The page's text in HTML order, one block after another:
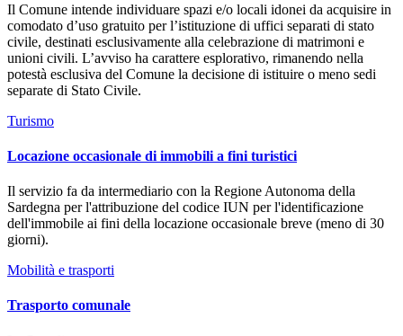
Il Comune intende individuare spazi e/o locali idonei da acquisire in
comodato d’uso gratuito per l’istituzione di uffici separati di stato
civile, destinati esclusivamente alla celebrazione di matrimoni e
unioni civili. L’avviso ha carattere esplorativo, rimanendo nella
potestà esclusiva del Comune la decisione di istituire o meno sedi
separate di Stato Civile.
Turismo
Locazione occasionale di immobili a fini turistici
Il servizio fa da intermediario con la Regione Autonoma della
Sardegna per l'attribuzione del codice IUN per l'identificazione
dell'immobile ai fini della locazione occasionale breve (meno di 30
giorni).
Mobilità e trasporti
Trasporto comunale